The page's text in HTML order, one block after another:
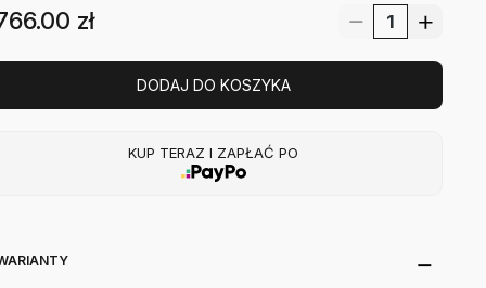
zł
DODAJ DO KOSZYKA
KUP TERAZ I ZAPŁAĆ PO